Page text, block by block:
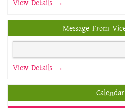
View Details →
Message From
View Details →
Calendar